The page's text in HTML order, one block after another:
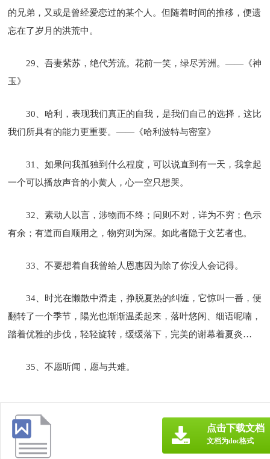
的兄弟，又或是曾经爱恋过的某个人。但随着时间的推移，便遗
忘在了岁月的洪荒中。
29、吾妻紫苏，绝代芳流。花前一笑，绿尽芳洲。——《神
玉》
30、哈利，表现我们真正的自我，是我们自己的选择，这比
我们所具有的能力更重要。——《哈利波特与密室》
31、如果问我孤独到什么程度，可以说直到有一天，我拿起
一个可以播放声音的小黄人，心一空只想哭。
32、素动人以言，涉物而不终；问则不对，详为不穷；色示
有余；有道而自顺用之，物穷则为深。如此者隐于文艺者也。
33、不要想着自我曾给人恩惠因为除了你没人会记得。
34、时光在懒散中滑走，挣脱夏热的纠缠，它惊叫一番，便
翻转了一个季节，陽光也渐渐温柔起来，落叶悠闲、细语呢喃，
踏着优雅的步伐，轻轻旋转，缓缓落下，完美的谢幕着夏炎…
35、不愿听闻，愿与共难。
点击下载文档
文档为doc格式